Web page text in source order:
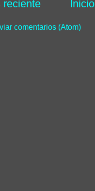
reciente Inicio
comentarios (Atom)